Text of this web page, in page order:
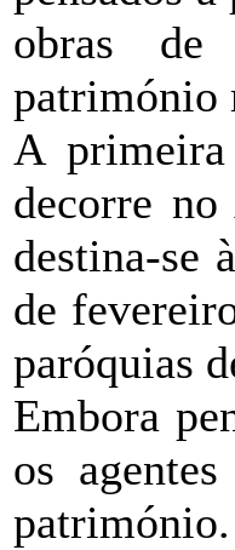
obras de
património
A
decorre
destina-se
de
paróquias
Embora
os
património.